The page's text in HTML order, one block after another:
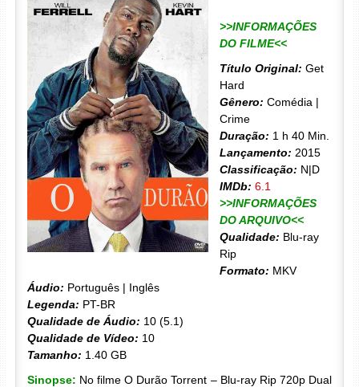
>>INFORMAÇÕES
DO FILME<<
Título Original: Get
Hard
Gênero: Comédia |
Crime
Duração: 1 h 40 Min.
Lançamento: 2015
Classificação: N|D
IMDb: 6.1
>>INFORMAÇÕES
DO ARQUIVO<<
Qualidade: Blu-ray
Rip
Formato: MKV
Áudio: Português | Inglês
Legenda: PT-BR
Qualidade de Áudio: 10 (5.1)
Qualidade de Vídeo: 10
Tamanho: 1.40 GB
Sinopse: No filme O Durão Torrent – Blu-ray Rip 720p Dual